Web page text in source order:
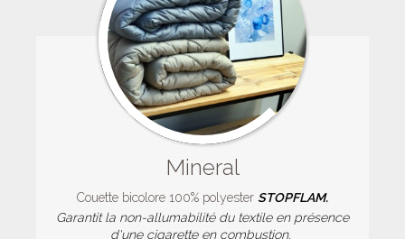
Mineral
Couette bicolore 100% polyester STOPFLAM.
Garantit la non-allumabilité du textileen présence
d'une cigarette en combustion.